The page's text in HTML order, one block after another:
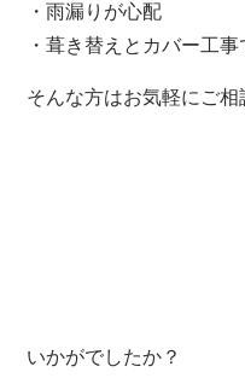
・雨漏りが心配
・葺き替えとカバー工
そんな方はお気軽にご相
いかがでしたか？